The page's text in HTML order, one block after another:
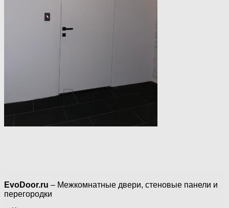
EvoDoor.ru – Межкомнатные двери, стеновые панели и
перегородки